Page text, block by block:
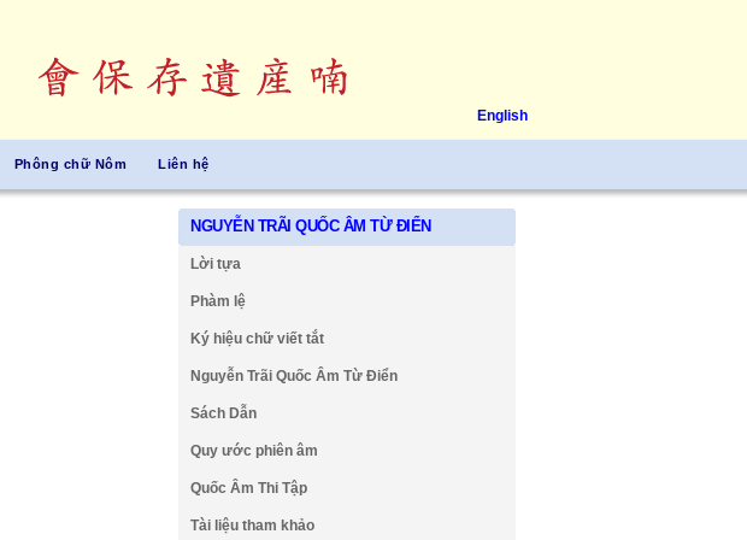
English
Phông chữ Nôm Liên hệ
NGUYỄN TRÃI QUỐC ÂM TỪ ĐIỂN
Lời tựa
Phàm lệ
Ký hiệu chữ viết tắt
Nguyễn Trãi Quốc Âm Từ Điển
Sách Dẫn
Quy ước phiên âm
Quốc Âm Thi Tập
Tài liệu tham khảo